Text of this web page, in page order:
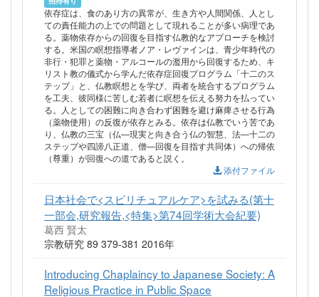
依存症は、食のあり方の異常が、生き方や人間関係、人とし
ての責任能力の上での問題として現れることが多い病理であ
る。薬物依存からの回復を目指す仏教的なアプローチを検討
する。米国の瞑想指導者ノア・レヴァインは、青少年時代の
非行・犯罪と薬物・アルコールの濫用から回復するため、キ
リスト教の儀式から学んだ依存症回復プログラム「十二のス
テップ」と、仏教瞑想とを学び、両者を統合するプログラム
を工夫、彼同様に苦しむ若者に瞑想を伝える努力を払ってい
る。人としての困難に向き合わず困難を避け麻痺させる行為
（薬物使用）の反復が依存とみる。依存は仏教でいう苦であ
り、仏教の三宝（仏—現実と向き合う仏の智慧、法—十二の
ステップや四諦八正道、僧—回復を目指す共同体）への帰依
（尊重）が回復への道であると説く。
添付ファイル
日本社会で<スピリチュアルケア>を試みる(第十
一部会,研究報告,<特集>第74回学術大会紀要)
葛西 賢太
宗教研究 89 379-381 2016年
Introducing Chaplaincy to Japanese Society: A
Religious Practice in Public Space